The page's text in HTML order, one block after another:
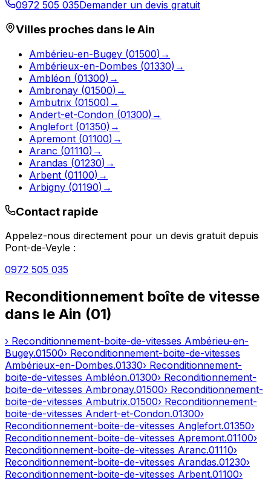
0972 505 035Demander un devis gratuit
Villes proches dans leAin
Ambérieu-en-Bugey (01500) →
Ambérieux-en-Dombes (01330) →
Ambléon (01300) →
Ambronay (01500) →
Ambutrix (01500) →
Andert-et-Condon (01300) →
Anglefort (01350) →
Apremont (01100) →
Aranc (01110) →
Arandas (01230) →
Arbent (01100) →
Arbigny (01190) →
Contact rapide
Appelez-nous directement pour un devis gratuit depuis
Pont-de-Veyle :
0972 505 035
Reconditionnement boîte de vitesse
dans le Ain (01)
› Reconditionnement-boite-de-vitesses Ambérieu-en-
Bugey.01500› Reconditionnement-boite-de-vitesses
Ambérieux-en-Dombes.01330› Reconditionnement-
boite-de-vitesses Ambléon.01300› Reconditionnement-
boite-de-vitesses Ambronay.01500› Reconditionnement-
boite-de-vitesses Ambutrix.01500› Reconditionnement-
boite-de-vitesses Andert-et-Condon.01300›
Reconditionnement-boite-de-vitesses Anglefort.01350›
Reconditionnement-boite-de-vitesses Apremont.01100›
Reconditionnement-boite-de-vitesses Aranc.01110›
Reconditionnement-boite-de-vitesses Arandas.01230›
Reconditionnement-boite-de-vitesses Arbent.01100›